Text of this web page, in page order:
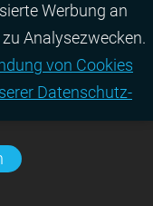
Wer­bung an
Ana­lyse­zwecken.
von Cookies
Daten­schutz­